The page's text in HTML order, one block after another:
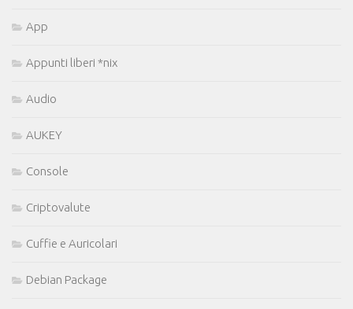
App
Appunti liberi *nix
Audio
AUKEY
Console
Criptovalute
Cuffie e Auricolari
Debian Package